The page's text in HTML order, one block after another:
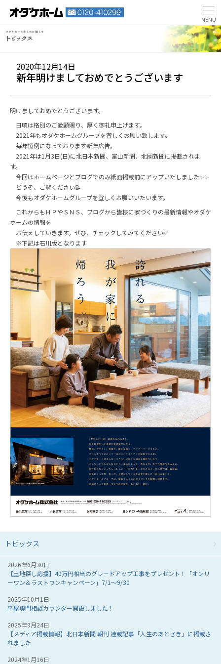
2020年12月14日
新年明けましておめでとうございます
明けましておめでとうございます。
日頃は格別のご愛顧賜り、厚く御礼申上げます。
2021年もオダケホームグループを宜しくお願い致します。
毎年恒例になっております新年広告。
2021年は1月3日(日)に北日本新聞、富山新聞、北國新聞に掲載されま
す。
今回はホームページとブログでのみ紙面掲載前にアップいたしました✨✨
どうぞ、ご覧ください📝
今後もオダケホームグループを宜しくお願いいたいます。
これからもＨＰやＳＮＳ、ブログから皆様に家づくりの最新情報やオダケ
ホームの情報を
お伝えしていきます。ぜひ、チェックしてみてください✅
※下記は石川版となります
トピックス
2026年6月30日
【土地探し応援】40万円相当のグレードアップ工事をプレゼント！「オンリ
ーワン＆ラストワンキャンペーン」7/1～9/30
2025年10月1日
平屋専門相談カウンター開設しました！
2025年9月24日
【メディア掲載情報】北日本新聞 朝刊 連載記事「人生のあとさき」に掲載さ
れました
2024年1月16日